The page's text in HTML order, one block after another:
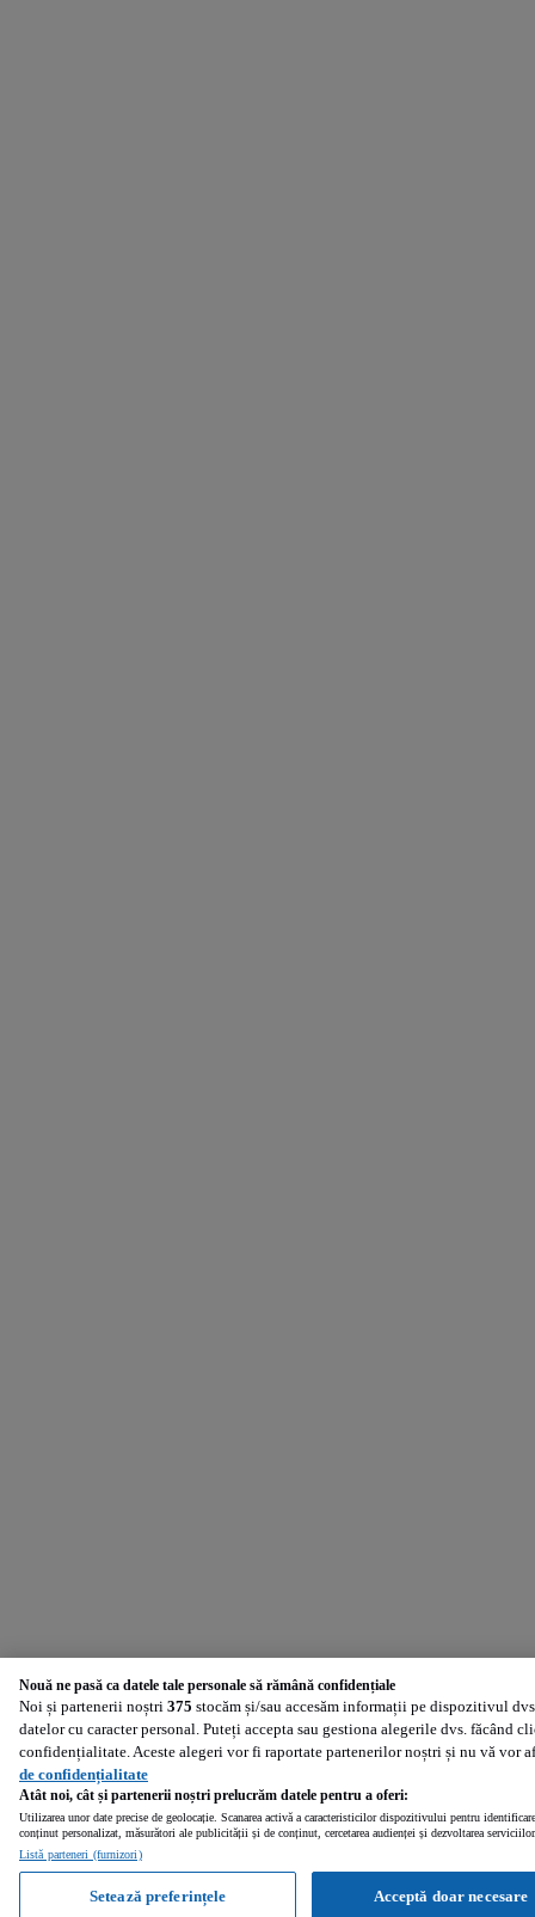
Nouă ne pasă ca datele tale personale să rămână confidențiale
Noi și partenerii noștri 375 stocăm și/sau accesăm informații pe dispozitivul
datelor cu caracter personal. Puteți accepta sau gestiona alegerile dvs. făcând
confidențialitate. Aceste alegeri vor fi raportate partenerilor noștri și nu vă vor
de confidențialitate
Atât noi, cât și partenerii noștri prelucrăm datele pentru a oferi:
Utilizarea unor date precise de geolocație. Scanarea activă a caracteristicilor dispozitivului pentru
conținut personalizat, măsurători ale publicității și de conținut, cercetarea audienței și dezvoltarea
Listă parteneri (furnizori)
Acceptă doar necesare
Setează preferințele